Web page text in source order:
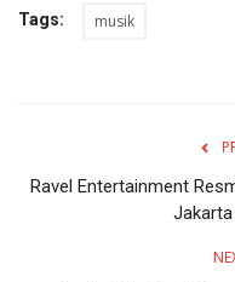
Tags: musik
Ravel Entertainment
Jakarta